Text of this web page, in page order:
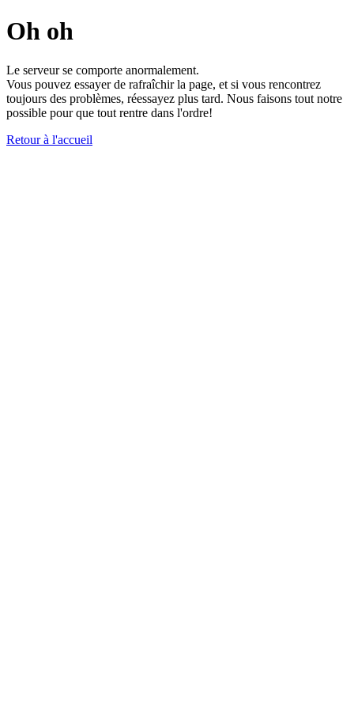
Oh oh
Le serveur se comporte anormalement.
Vous pouvez essayer de rafraîchir la page, et si vous rencontrez
toujours des problèmes, réessayez plus tard. Nous faisons tout notre
possible pour que tout rentre dans l'ordre!
Retour à l'accueil